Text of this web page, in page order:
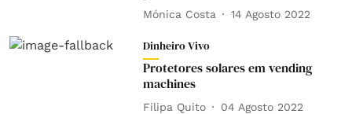
Mónica Costa 14 Agosto 2022
Dinheiro Vivo
Protetores solares em vending
machines
Filipa Quito 04 Agosto 2022